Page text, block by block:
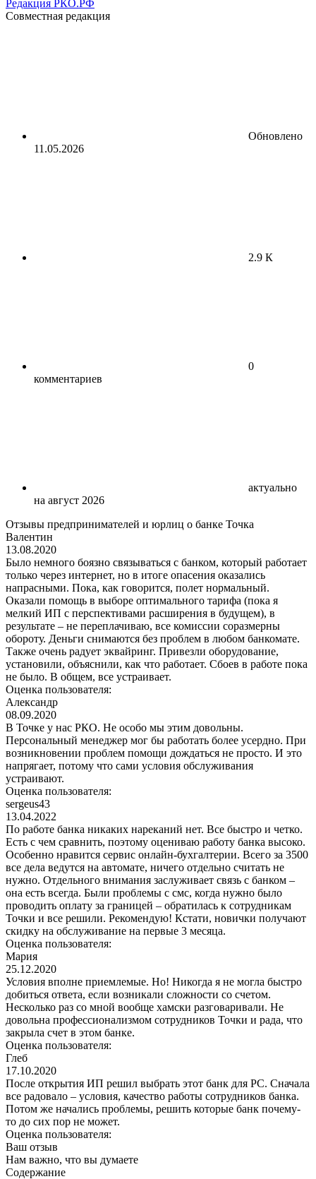
Редакция РКО.РФ
Совместная редакция
Обновлено
11.05.2026
2.9 К
0
комментариев
актуально
на август 2026
Отзывы предпринимателей и юрлиц о банке Точка
Валентин
13.08.2020
Было немного боязно связываться с банком, который работает
только через интернет, но в итоге опасения оказались
напрасными. Пока, как говорится, полет нормальный.
Оказали помощь в выборе оптимального тарифа (пока я
мелкий ИП с перспективами расширения в будущем), в
результате – не переплачиваю, все комиссии соразмерны
обороту. Деньги снимаются без проблем в любом банкомате.
Также очень радует эквайринг. Привезли оборудование,
установили, объяснили, как что работает. Сбоев в работе пока
не было. В общем, все устраивает.
Оценка пользователя:
Александр
08.09.2020
В Точке у нас РКО. Не особо мы этим довольны.
Персональный менеджер мог бы работать более усердно. При
возникновении проблем помощи дождаться не просто. И это
напрягает, потому что сами условия обслуживания
устраивают.
Оценка пользователя:
sergeus43
13.04.2022
По работе банка никаких нареканий нет. Все быстро и четко.
Есть с чем сравнить, поэтому оцениваю работу банка высоко.
Особенно нравится сервис онлайн-бухгалтерии. Всего за 3500
все дела ведутся на автомате, ничего отдельно считать не
нужно. Отдельного внимания заслуживает связь с банком –
она есть всегда. Были проблемы с смс, когда нужно было
проводить оплату за границей – обратилась к сотрудникам
Точки и все решили. Рекомендую! Кстати, новички получают
скидку на обслуживание на первые 3 месяца.
Оценка пользователя:
Мария
25.12.2020
Условия вполне приемлемые. Но! Никогда я не могла быстро
добиться ответа, если возникали сложности со счетом.
Несколько раз со мной вообще хамски разговаривали. Не
довольна профессионализмом сотрудников Точки и рада, что
закрыла счет в этом банке.
Оценка пользователя:
Глеб
17.10.2020
После открытия ИП решил выбрать этот банк для РС. Сначала
все радовало – условия, качество работы сотрудников банка.
Потом же начались проблемы, решить которые банк почему-
то до сих пор не может.
Оценка пользователя:
Ваш отзыв
Нам важно, что вы думаете
Содержание